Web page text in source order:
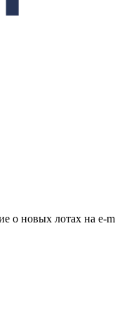
о новых лотах на e-